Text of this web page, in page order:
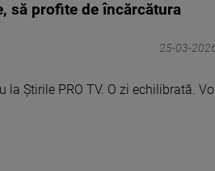
să profite de încărcătura
25-03-
la Știrile PRO TV. O zi echilibrată.